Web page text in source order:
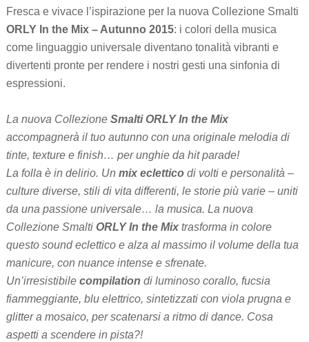
Fresca e vivace l’ispirazione per la nuova Collezione Smalti
ORLY In the Mix – Autunno 2015: i colori della musica
come linguaggio universale diventano tonalità vibranti e
divertenti pronte per rendere i nostri gesti una sinfonia di
espressioni.
La nuova Collezione Smalti ORLY In the Mix
accompagnerà il tuo autunno con una originale melodia di
tinte, texture e finish… per unghie da hit parade!
La folla è in delirio. Un mix ecletticodi volti e personalità –
culture diverse, stili di vita differenti, le storie più varie – uniti
da una passione universale… la musica. La nuova
Collezione SmaltiORLY In the Mixtrasforma in colore
questo sound eclettico e alza al massimo il volume della tua
manicure, con nuance intense e sfrenate.
Un’irresistibile compilation di luminoso corallo, fucsia
fiammeggiante, blu elettrico, sintetizzati con viola prugna e
glitter a mosaico, per scatenarsi a ritmo di dance. Cosa
aspetti a scendere in pista?!